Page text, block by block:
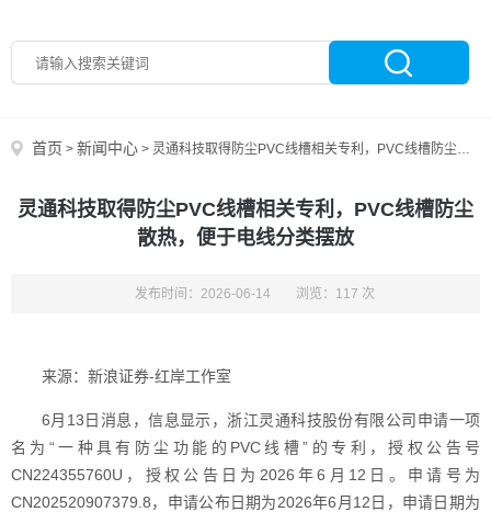
首页 > 新闻中心 > 灵通科技取得防尘PVC线槽相关专利，PVC线槽防尘散热，便于电线分类摆放
灵通科技取得防尘PVC线槽相关专利，PVC线槽防尘
散热，便于电线分类摆放
发布时间：2026-06-14 浏览：117 次
来源：新浪证券-红岸工作室
6月13日消息，信息显示，浙江灵通科技股份有限公司申请一项
名为“一种具有防尘功能的PVC线槽”的专利，授权公告号
CN224355760U，授权公告日为2026年6月12日。申请号为
CN202520907379.8，申请公布日期为2026年6月12日，申请日期为